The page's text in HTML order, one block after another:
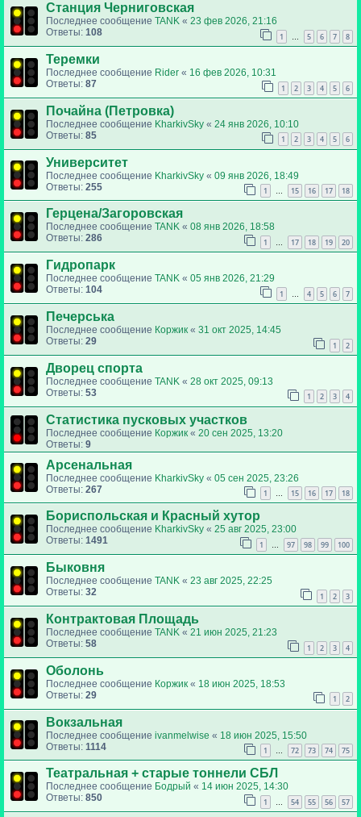
Станция Черниговская
Последнее сообщение TANK « 23 фев 2026, 21:16
Ответы: 108 1 … 5 6 7 8
Теремки
Последнее сообщение Rider « 16 фев 2026, 10:31
Ответы: 87 1 2 3 4 5 6
Почайна (Петровка)
Последнее сообщение KharkivSky « 24 янв 2026, 10:10
Ответы: 85 1 2 3 4 5 6
Университет
Последнее сообщение KharkivSky « 09 янв 2026, 18:49
Ответы: 255 1 … 15 16 17 18
Герцена/Загоровская
Последнее сообщение TANK « 08 янв 2026, 18:58
Ответы: 286 1 … 17 18 19 20
Гидропарк
Последнее сообщение TANK « 05 янв 2026, 21:29
Ответы: 104 1 4 5 6 7
Печерська
Последнее сообщение Коржик « 31 окт 2025, 14:45
Ответы: 29 1 2
Дворец спорта
Последнее сообщение TANK « 28 окт 2025, 09:13
Ответы: 53 1 2 3 4
Статистика пусковых участков
Последнее сообщение Коржик « 20 сен 2025, 13:20
Ответы: 9
Арсенальная
Последнее сообщение KharkivSky « 05 сен 2025, 23:26
Ответы: 267 1 … 15 16 17 18
Бориспольская и Красный хутор
Последнее сообщение KharkivSky « 25 авг 2025, 23:00
Ответы: 1491 1 … 97 98 99 100
Быковня
Последнее сообщение TANK « 23 авг 2025, 22:25
Ответы: 32 1 2 3
Контрактовая Площадь
Последнее сообщение TANK « 21 июн 2025, 21:23
Ответы: 58 1 2 3 4
Оболонь
Последнее сообщение Коржик « 18 июн 2025, 18:53
Ответы: 29 1 2
Вокзальная
Последнее сообщение ivanmelwise « 18 июн 2025, 15:50
Ответы: 1114 1 … 72 73 74 75
Театральная + старые тоннели СБЛ
Последнее сообщение Бодрый « 14 июн 2025, 14:30
Ответы: 850 1 … 54 55 56 57